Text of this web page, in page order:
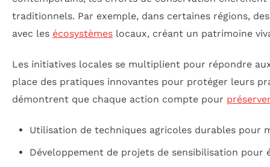
traditionnels. Par exemple, dans certaines régions,
avec les écosystèmes locaux, créant un patrimoine
Les initiatives locales se multiplient pour répondre
place des pratiques innovantes pour protéger leurs
démontrent que chaque action compte pour
Utilisation de techniques agricoles durables pour
Développement de projets de sensibilisation pour